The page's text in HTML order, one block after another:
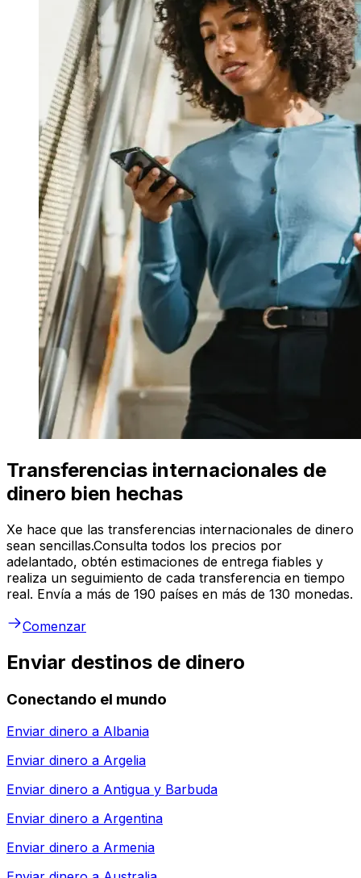
Transferencias internacionales de
dinero bien hechas
Xe hace que las transferencias internacionales de dinero
sean sencillas.Consulta todos los precios por
adelantado, obtén estimaciones de entrega fiables y
realiza un seguimiento de cada transferencia en tiempo
real. Envía a más de 190 países en más de 130 monedas.
Comenzar
Enviar destinos de dinero
Conectando el mundo
Enviar dinero a Albania
Enviar dinero a Argelia
Enviar dinero a Antigua y Barbuda
Enviar dinero a Argentina
Enviar dinero a Armenia